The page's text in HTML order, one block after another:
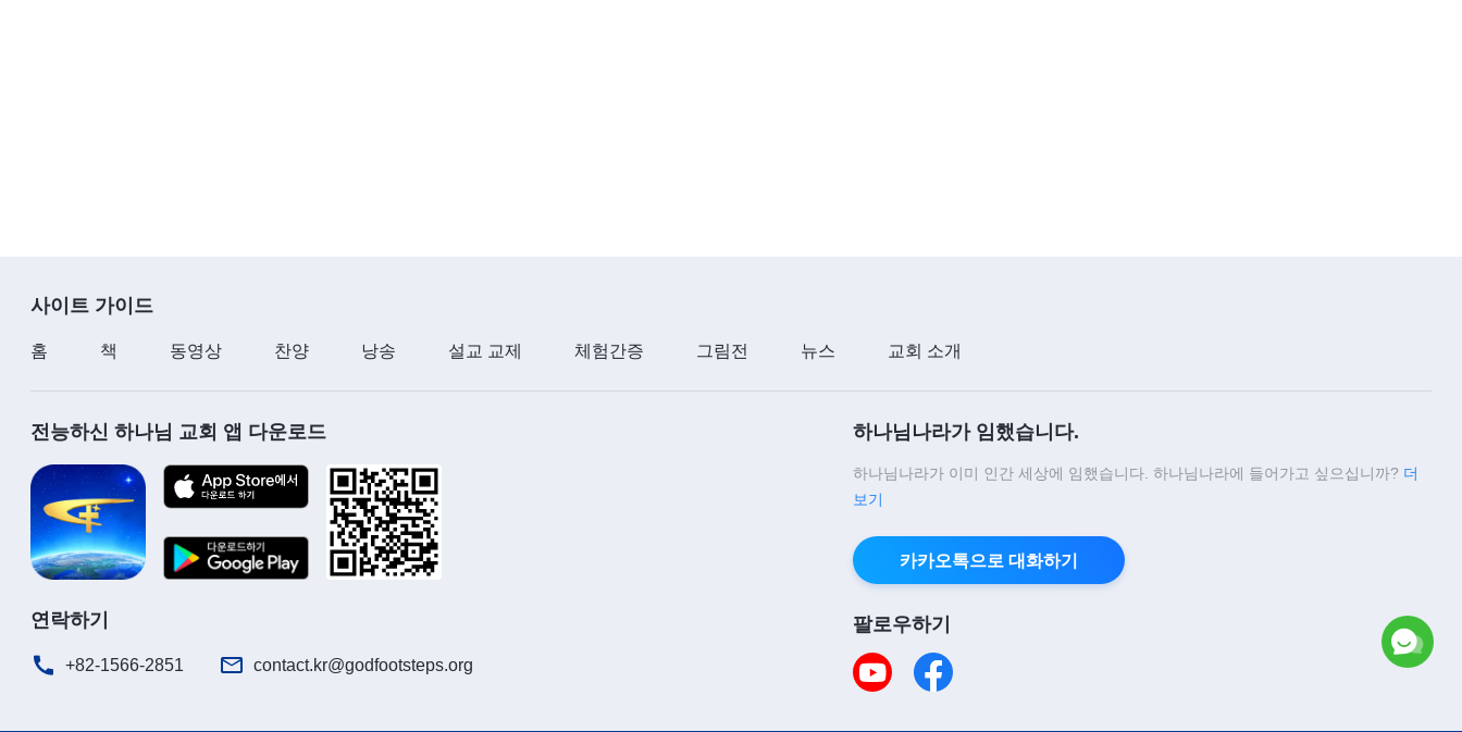
사이트 가이드
홈 책 동영상 찬양 낭송 설교 교제 체험간증 그림전 뉴스 교회 소개
전능하신 하나님 교회 앱 다운로드
연락하기
+82-1566-2851 contact.kr@godfootsteps.org
하나님나라가 임했습니다.
하나님나라가 이미 인간 세상에 임했습니다. 하나님나라에 들어가고 싶으십니까? 더
보기
카카오톡으로 대화하기
팔로우하기